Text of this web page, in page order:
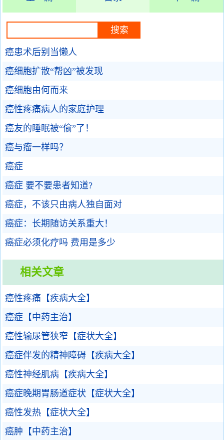
癌患术后别当懒人
癌细胞扩散“帮凶”被发现
癌细胞由何而来
癌性疼痛病人的家庭护理
癌友的睡眠被“偷”了！
癌与瘤一样吗？
癌症
癌症 要不要患者知道?
癌症，不该只由病人独自面对
癌症：长期随访关系重大！
癌症必须化疗吗 费用是多少
相关文章
癌性疼痛【疾病大全】
癌症【中药主治】
癌性输尿管狭窄【症状大全】
癌症伴发的精神障碍【疾病大全】
癌性神经肌病【疾病大全】
癌症晚期胃肠道症状【症状大全】
癌性发热【症状大全】
癌肿【中药主治】